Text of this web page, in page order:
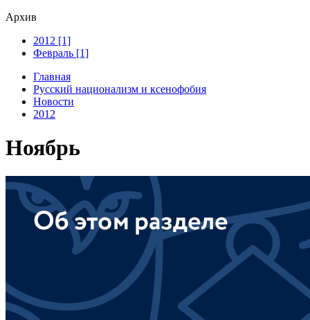
Архив
2012 [1]
Февраль [1]
Главная
Русский национализм и ксенофобия
Новости
2012
Ноябрь